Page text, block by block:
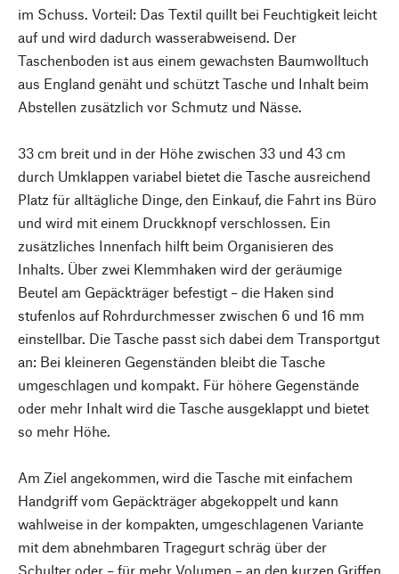
im Schuss. Vorteil: Das Textil quillt bei Feuchtigkeit leicht
auf und wird dadurch wasserabweisend. Der
Taschenboden ist aus einem gewachsten Baumwolltuch
aus England genäht und schützt Tasche und Inhalt beim
Abstellen zusätzlich vor Schmutz und Nässe.
33 cm breit und in der Höhe zwischen 33 und 43 cm
durch Umklappen variabel bietet die Tasche ausreichend
Platz für alltägliche Dinge, den Einkauf, die Fahrt ins Büro
und wird mit einem Druckknopf verschlossen. Ein
zusätzliches Innenfach hilft beim Organisieren des
Inhalts. Über zwei Klemmhaken wird der geräumige
Beutel am Gepäckträger befestigt – die Haken sind
stufenlos auf Rohrdurchmesser zwischen 6 und 16 mm
einstellbar. Die Tasche passt sich dabei dem Transportgut
an: Bei kleineren Gegenständen bleibt die Tasche
umgeschlagen und kompakt. Für höhere Gegenstände
oder mehr Inhalt wird die Tasche ausgeklappt und bietet
so mehr Höhe.
Am Ziel angekommen, wird die Tasche mit einfachem
Handgriff vom Gepäckträger abgekoppelt und kann
wahlweise in der kompakten, umgeschlagenen Variante
mit dem abnehmbaren Tragegurt schräg über der
Schulter oder – für mehr Volumen – an den kurzen Griffen